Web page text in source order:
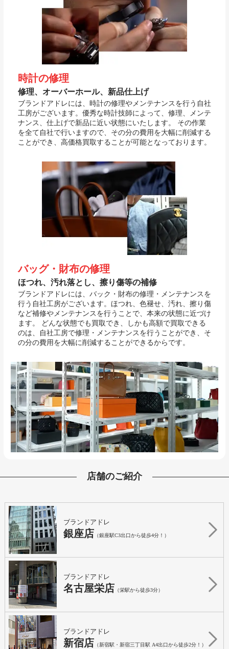
時計の修理
修理、オーバーホール、新品仕上げ
ブランドアドレには、時計の修理やメンテナンスを行う自社
工房がございます。優秀な時計技師によって、修理、メンテ
ナンス、仕上げで新品に近い状態にいたします。 その作業
を全て自社で行いますので、その分の費用を大幅に削減する
ことができ、高価格買取することが可能となっております。
バッグ・財布の修理
ほつれ、汚れ落とし、擦り傷等の補修
ブランドアドレには、バック・財布の修理・メンテナンスを
行う自社工房がございます。ほつれ、色褪せ、汚れ、擦り傷
など補修やメンテナンスを行うことで、本来の状態に近づけ
ます。 どんな状態でも買取でき、しかも高額で買取できる
のは、自社工房で修理・メンテナンスを行うことができ、そ
の分の費用を大幅に削減することができるからです。
店舗のご紹介
ブランドアドレ
銀座店 （銀座駅C3出口から徒歩4分！）
ブランドアドレ
名古屋栄店 （栄駅から徒歩3分）
ブランドアドレ
新宿店 （新宿駅・新宿三丁目駅 A4出口から徒歩2分！）